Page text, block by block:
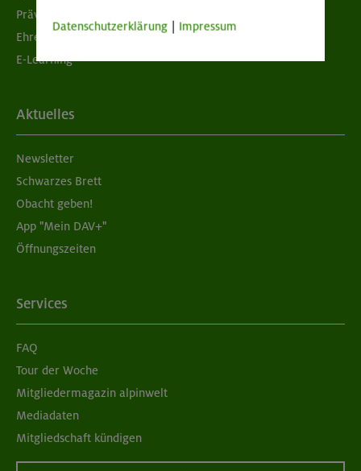
Prävention sexualisierter Gewalt
Ehrenamtsbörse
E-Learning
Aktuelles
Newsletter
Schwarzes Brett
Obacht geben!
App "Mein DAV+"
Öffnungszeiten
Services
FAQ
Tour der Woche
Mitgliedermagazin alpinwelt
Mediadaten
Mitgliedschaft kündigen
Datenschutzerklärung Impressum